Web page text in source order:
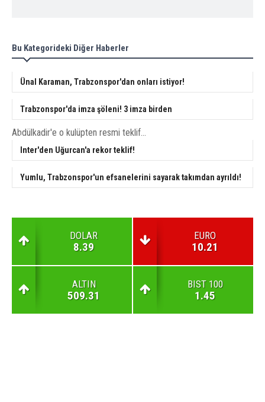
Bu Kategorideki Diğer Haberler
Ünal Karaman, Trabzonspor'dan onları istiyor!
Trabzonspor'da imza şöleni! 3 imza birden
Abdülkadir'e o kulüpten resmi teklif...
Inter'den Uğurcan'a rekor teklif!
Yumlu, Trabzonspor'un efsanelerini sayarak takımdan ayrıldı!
DOLAR
8.39
EURO
10.21
ALTIN
509.31
BIST 100
1.45